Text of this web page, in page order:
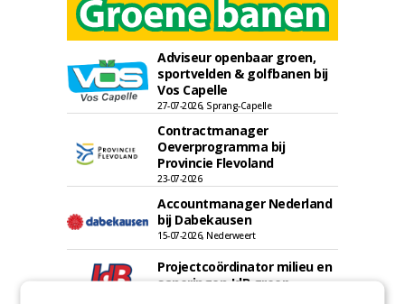
Adviseur openbaar groen,
sportvelden & golfbanen bij
Vos Capelle
27-07-2026, Sprang-Capelle
Contractmanager
Oeverprogramma bij
Provincie Flevoland
23-07-2026
Accountmanager Nederland
bij Dabekausen
15-07-2026, Nederweert
Projectcoördinator milieu en
saneringen JdB groep